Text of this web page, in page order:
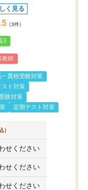
く見る
（3件）
3
教師
一貫校受験対策
スト対策
験対策
定期テスト対策
）
せください
せください
せください